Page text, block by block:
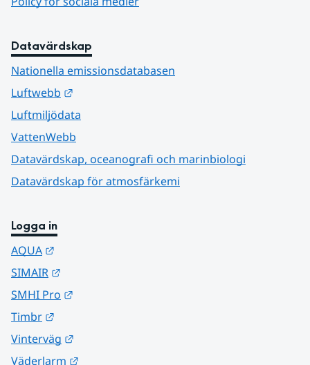
Datavärdskap
Nationella emissionsdatabasen
Luftwebb
Luftmiljödata
VattenWebb
Datavärdskap, oceanografi och marinbiologi
Datavärdskap för atmosfärkemi
Logga in
AQUA
SIMAIR
SMHI Pro
Timbr
Vinterväg
Väderlarm